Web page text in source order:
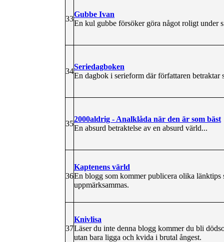
33
Gubbe Ivan
En kul gubbe försöker göra något roligt under
34
Seriedagboken
En dagbok i serieform där författaren
35
2000aldrig - Analklåda när den är som bäst
En absurd betraktelse av en absurd värld...
36
Kaptenens värld
En blogg som kommer publicera olika länktips
uppmärksammas.
37
Knivlisa
Läser du inte denna blogg kommer du bli
utan bara ligga och kvida i brutal ångest.